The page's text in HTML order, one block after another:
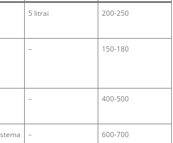
5 litrai 200-250
– 150-180
– 400-500
– 600-700